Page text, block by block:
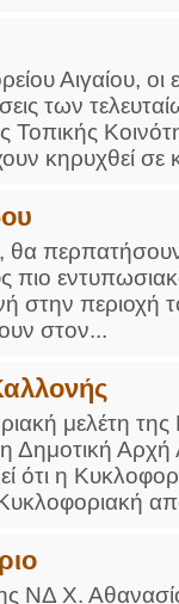
Αιγαίου,
των
Τοπικής
κηρυχθεί
θα
πιο
στην περιοχή
στον...
μελέτη
Δημοτική Αρχή
ότι η
Κυκλοφοριακή
ΝΔ Χ.